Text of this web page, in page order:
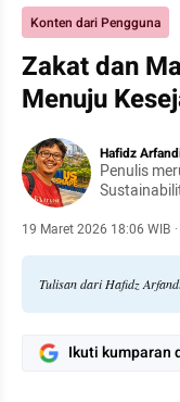
Konten dari Pengguna
Zakat dan
Menuju
Hafidz
Penulis
19 Maret 2026 18:06 WIB ·
Tulisan dari Hafidz
Ikuti kumparan